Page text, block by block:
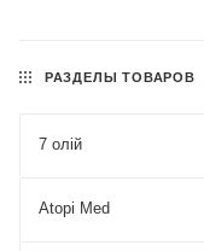
РАЗДЕЛЫ ТОВАРОВ
7 олій
Atopi Med